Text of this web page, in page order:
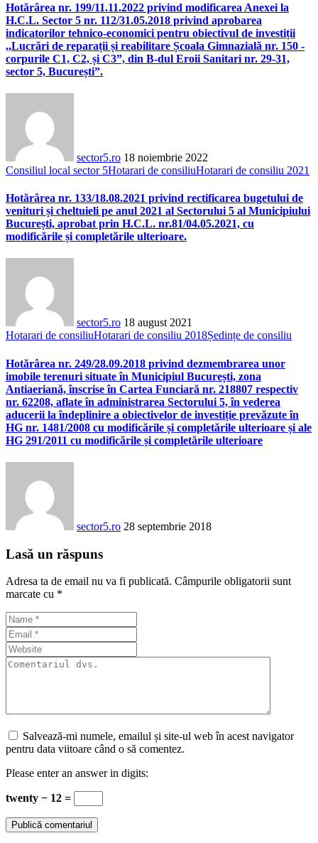
Hotărârea nr. 199/11.11.2022 privind modificarea Anexei la
H.C.L. Sector 5 nr. 112/31.05.2018 privind aprobarea
indicatorilor tehnico-economici pentru obiectivul de investiții
,,Lucrări de reparații și reabilitare Școala Gimnazială nr. 150 -
corpurile C1, C2, și C3”, din B-dul Eroii Sanitari nr. 29-31,
sector 5, București”.
sector5.ro 18 noiembrie 2022
Consiliul local sector 5Hotarari de consiliuHotarari de consiliu 2021
Hotărârea nr. 133/18.08.2021 privind rectificarea bugetului de
venituri și cheltuieli pe anul 2021 al Sectorului 5 al Municipiului
București, aprobat prin H.C.L. nr.81/04.05.2021, cu
modificările și completările ulterioare.
sector5.ro 18 august 2021
Hotarari de consiliuHotarari de consiliu 2018Ședințe de consiliu
Hotărârea nr. 249/28.09.2018 privind dezmembrarea unor
imobile terenuri situate în Municipiul București, zona
Antiaeriană, înscrise în Cartea Funciară nr. 218807 respectiv
nr. 62208, aflate în administrarea Sectorului 5, în vederea
aducerii la îndeplinire a obiectivelor de investiție prevăzute în
HG nr. 1481/2008 cu modificările și completările ulterioare și ale
HG 291/2011 cu modificările și completările ulterioare
sector5.ro 28 septembrie 2018
Lasă un răspuns
Adresa ta de email nu va fi publicată. Câmpurile obligatorii sunt
marcate cu *
Salvează-mi numele, emailul și site-ul web în acest navigator
pentru data viitoare când o să comentez.
Please enter an answer in digits:
twenty − 12 =